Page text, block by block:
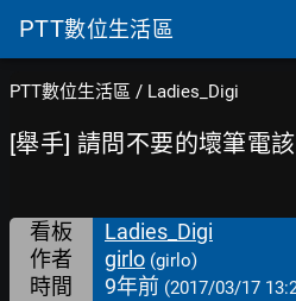
PTT數位生活區
PTT數位生活區 / Ladies_Digi
[舉手] 請問不要的壞筆電
看板
Ladies_Digi
作者
girlo (girlo)
時間 9年前 (2017/03/17